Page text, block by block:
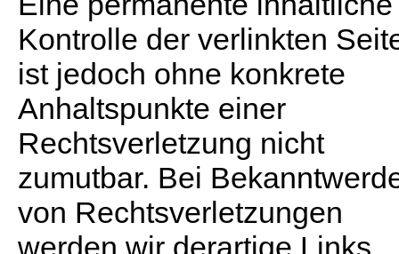
Kontrolle der verlinkten
ist jedoch ohne konkrete
Anhaltspunkte einer
Rechtsverletzung nicht
zumutbar. Bei
von Rechtsverletzungen
werden wir derartige Links